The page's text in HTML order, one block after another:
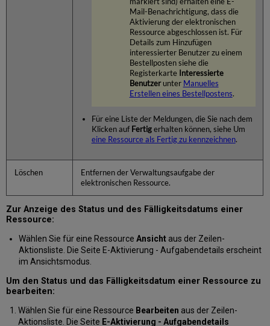
Mail-Benachrichtigung, dass die
Aktivierung der elektronischen
Ressource abgeschlossen ist. Für
Details zum Hinzufügen
interessierter Benutzer zu einem
Bestellposten siehe die
Registerkarte Interessierte
Benutzerunter Manuelles
Erstellen eines Bestellpostens.
Für eine Liste der Meldungen, die Sie nach dem
Klicken auf Fertigerhalten können, siehe Um
eine Ressource als Fertig zu kennzeichnen.
Löschen
Entfernen der Verwaltungsaufgabe der
elektronischen Ressource.
Zur Anzeige des Status und des Fälligkeitsdatums einer
Ressource:
Wählen Sie für eine Ressource Ansichtaus der Zeilen-
Aktionsliste. Die Seite E-Aktivierung - Aufgabendetails erscheint
im Ansichtsmodus.
Um den Status und das Fälligkeitsdatum einer Ressource zu
bearbeiten:
Wählen Sie für eine Ressource Bearbeiten aus der Zeilen-
Aktionsliste. Die Seite E-Aktivierung - Aufgabendetails